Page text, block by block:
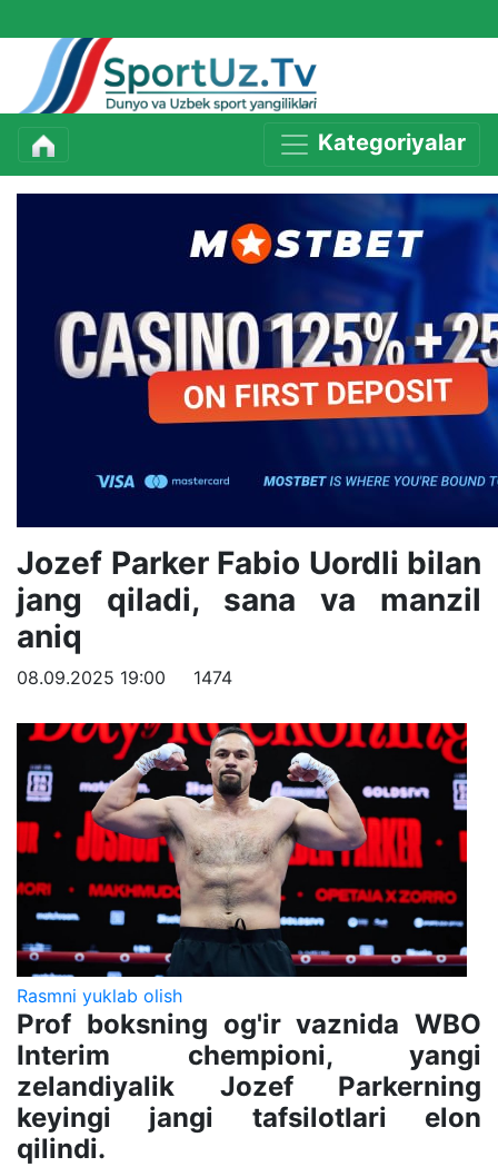
Kategoriyalar
Jozef Parker Fabio Uordli bilan
jang qiladi, sana va manzil
aniq
08.09.2025 19:00 1474
Rasmni yuklab olish
Prof boksning og'ir vaznida WBO
Interim chempioni, yangi
zelandiyalik Jozef Parkerning
keyingi jangi tafsilotlari elon
qilindi.